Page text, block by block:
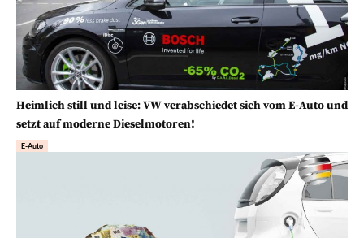
Heimlich still und leise: VW verabschiedet sich vom E-Auto und
setzt auf moderne Dieselmotoren!
E-Auto